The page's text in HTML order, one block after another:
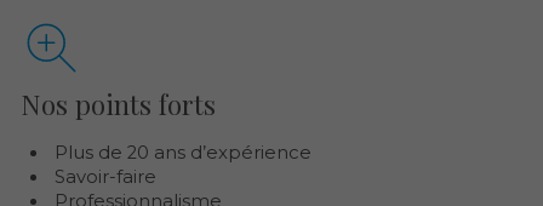
Nos points forts
Plus de 20 ans d’expérience
Savoir-faire
Professionnalisme